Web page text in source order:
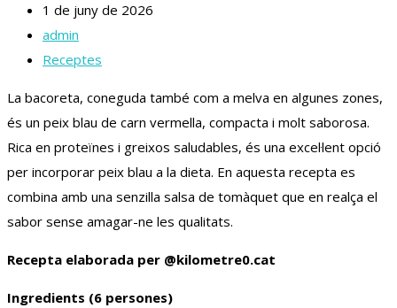
1 de juny de 2026
admin
Receptes
La bacoreta, coneguda també com a melva en algunes zones,
és un peix blau de carn vermella, compacta i molt saborosa.
Rica en proteïnes i greixos saludables, és una excel·lent opció
per incorporar peix blau a la dieta. En aquesta recepta es
combina amb una senzilla salsa de tomàquet que en realça el
sabor sense amagar-ne les qualitats.
Recepta elaborada per @‌kilometre0.cat
Ingredients (6 persones)